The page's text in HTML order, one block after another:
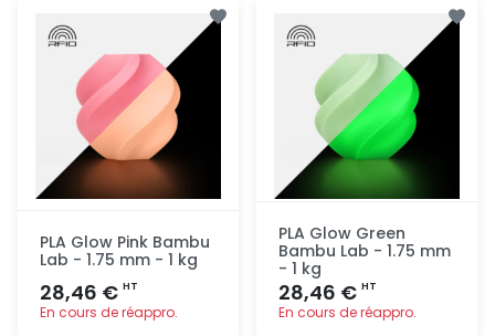
PLA Glow Pink Bambu
Lab - 1.75 mm - 1 kg
28,46 € HT
En cours de réappro.
PLA Glow Green
Bambu Lab - 1.75 mm
- 1 kg
28,46 € HT
En cours de réappro.